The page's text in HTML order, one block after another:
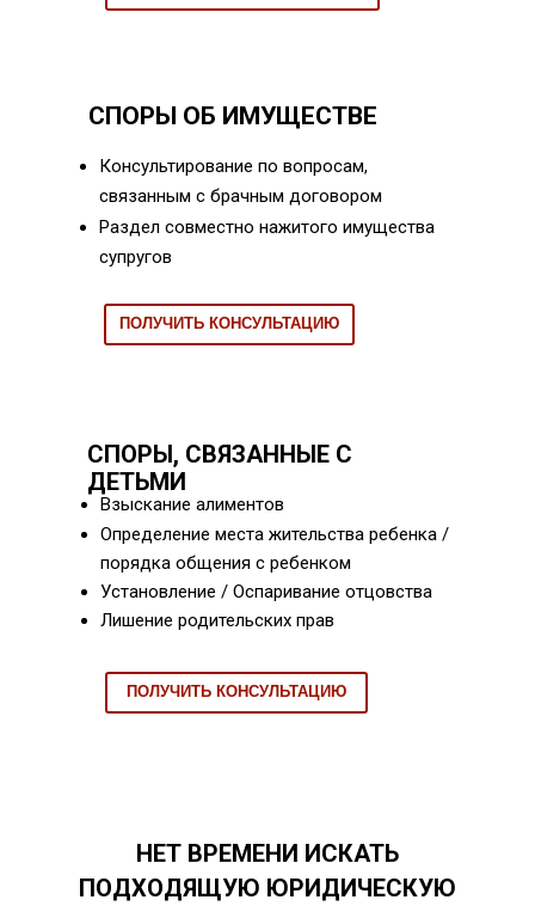
СПОРЫ ОБ ИМУЩЕСТВЕ
Консультирование по вопросам,
связанным с брачным договором
СПОРЫ, СВЯЗАННЫЕ С
ДЕТЬМИ
Взыскание алиментов
ПОЛУЧИТЬ КОНСУЛЬТАЦИЮ
ПОЛУЧИТЬ КОНСУЛЬТАЦИЮ
Определение места жительства ребенка /
порядка общения с ребенком
Установление / Оспаривание отцовства
Лишение родительских прав
Раздел совместно нажитого имущества
супругов
НЕТ ВРЕМЕНИ ИСКАТЬ
ПОДХОДЯЩУЮ ЮРИДИЧЕСКУЮ